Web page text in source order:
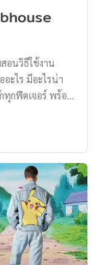
อนวิธีใช้งาน
ะไร มีอะไรน่า
ทุกฟีดเจอร์ พร้อม
เป็น
ที่เน้นบท
ปแบบเสียงเท่านั้น
ดคุยกันแบบสด ๆ
ทนาก็มีห้วข้อ
โลกที่ได้รับการ
ามารถเข้าไปใช้
iOS เท่านั้น
ใส่หมวก หลายคน